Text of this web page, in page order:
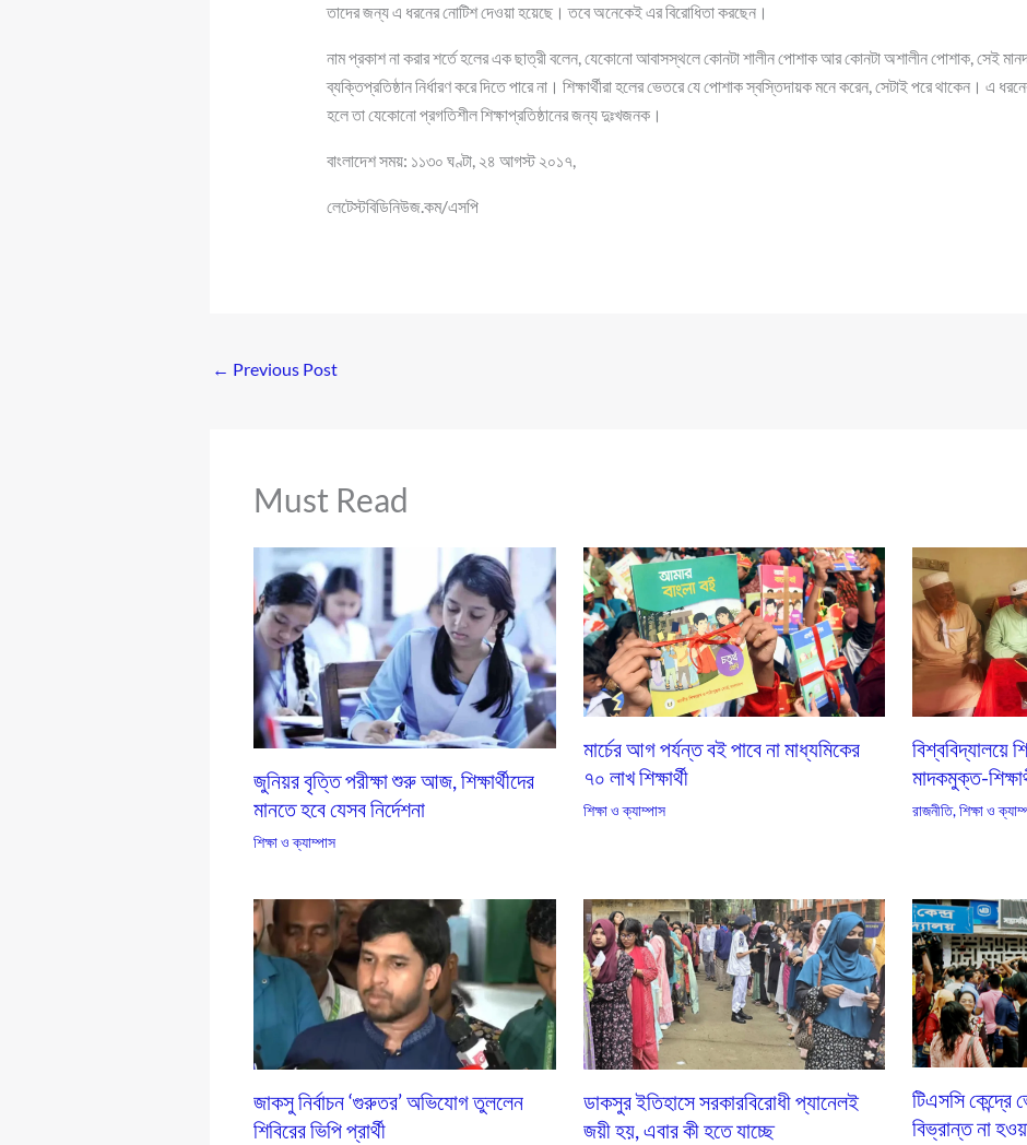
তাদের জন্য এ ধরনের নোটিশ দেওয়া হয়েছে। তবে অনেকেই এর বিরোধিতা করছেন।
নাম প্রকাশ না করার শর্তে হলের এক ছাত্রী বলেন, যেকোনো আবাসস্থলে কোনটা শালীন পোশাক আর কোনটা অশালীন পোশাক, সেই
ব্যক্তিপ্রতিষ্ঠান নির্ধারণ করে দিতে পারে না। শিক্ষার্থীরা হলের ভেতরে যে পোশাক স্বস্তিদায়ক মনে করেন, সেটাই পরে থাকেন। এ
হলে তা যেকোনো প্রগতিশীল শিক্ষাপ্রতিষ্ঠানের জন্য দুঃখজনক।
বাংলাদেশ সময়: ১১৩০ ঘণ্টা, ২৪ আগস্ট ২০১৭,
লেটেস্টবিডিনিউজ.কম/এসপি
← Previous Post
Must Read
জুনিয়র বৃত্তি পরীক্ষা শুরু আজ, শিক্ষার্থীদের
মানতে হবে যেসব নির্দেশনা
শিক্ষা ও ক্যাম্পাস
মার্চের আগ পর্যন্ত বই পাবে না মাধ্যমিকের
৭০ লাখ শিক্ষার্থী
শিক্ষা ও ক্যাম্পাস
বিশ্ববিদ্যালয়ে
মাদকমুক্ত-
রাজনীতি,শিক্ষা ও
জাকসু নির্বাচন ‘গুরুতর’ অভিযোগ তুললেন
শিবিরের ভিপি প্রার্থী
ডাকসুর ইতিহাসে সরকারবিরোধী প্যানেলই
জয়ী হয়, এবার কী হতে যাচ্ছে
টিএসসি
বিভ্রান্ত না